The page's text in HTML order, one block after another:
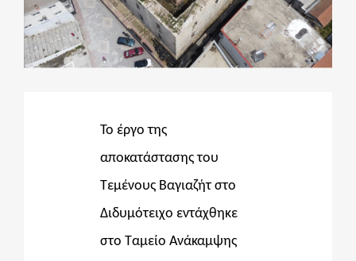
ΔΙΔΑΚΤΟΡΙΚΑ
ΠΟΛΙΤΙΣΤΙΚΟΙ ΦΟΡΕΙΣ
Το έργο της
αποκατάστασης του
Τεμένους Βαγιαζήτ στο
Διδυμότειχο εντάχθηκε
στο Ταμείο Ανάκαμψης